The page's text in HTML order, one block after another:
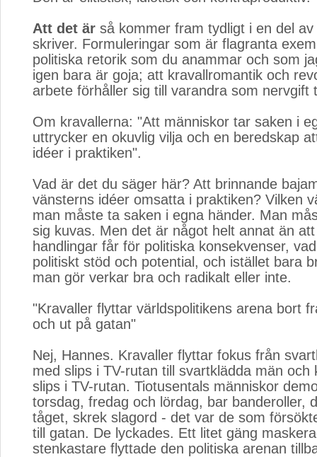
Att det är så kommer fram tydligt i en del
skriver. Formuleringar som är flagranta
politiska retorik som du anammar och som
igen bara är goja; att kravallromantik och
arbete förhåller sig till varandra som nervgift
Om kravallerna: "Att människor tar saken i
uttrycker en okuvlig vilja och en beredskap
idéer i praktiken".
Vad är det du säger här? Att brinnande
vänsterns idéer omsatta i praktiken? Vilken
man måste ta saken i egna händer. Man
sig kuvas. Men det är något helt annat än
handlingar får för politiska konsekvenser,
politiskt stöd och potential, och istället bara
man gör verkar bra och radikalt eller inte.
"Kravaller flyttar världspolitikens arena bort
och ut på gatan"
Nej, Hannes. Kravaller flyttar fokus från
med slips i TV-rutan till svartklädda män och
slips i TV-rutan. Tiotusentals människor
torsdag, fredag och lördag, bar banderoller,
tåget, skrek slagord - det var de som
till gatan. De lyckades. Ett litet gäng
stenkastare flyttade den politiska arenan